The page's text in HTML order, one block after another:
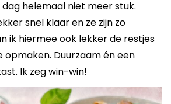
helemaal niet meer stuk.
snel klaar en ze zijn zo
ik hiermee ook lekker de restjes
Duurzaam én een
Ik zeg win-win!